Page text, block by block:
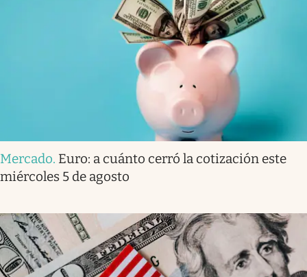
Mercado. Euro: a cuánto cerró la cotización este
miércoles 5 de agosto